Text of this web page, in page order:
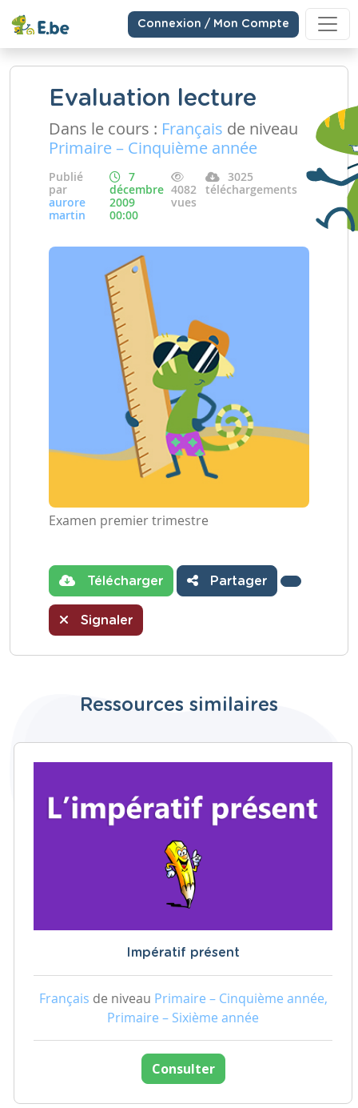
Connexion / Mon Compte
Evaluation lecture
Dans le cours : Français de niveau
Primaire – Cinquième année
Publié
par
aurore
martin
7
décembre
2009
00:00
4082
vues
3025
téléchargements
Examen premier trimestre
Télécharger Partager
Signaler
Ressources similaires
Impératif présent
Français de niveau Primaire – Cinquième année,
Primaire – Sixième année
Consulter